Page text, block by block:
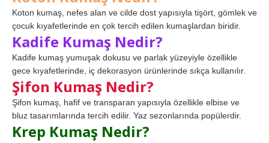
Koton kumaş, nefes alan ve cilde dost yapısıyla tişört, gömlek ve
çocuk kıyafetlerinde en çok tercih edilen kumaşlardan biridir.
Kadife Kumaş Nedir?
Kadife kumaş yumuşak dokusu ve parlak yüzeyiyle özellikle
gece kıyafetlerinde, iç dekorasyon ürünlerinde sıkça kullanılır.
Şifon Kumaş Nedir?
Şifon kumaş, hafif ve transparan yapısıyla özellikle elbise ve
bluz tasarımlarında tercih edilir. Yaz sezonlarında popülerdir.
Krep Kumaş Nedir?